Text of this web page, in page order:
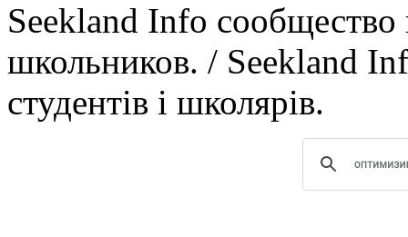
Seekland Info
школьников. / Seekland
студентів і школярів.